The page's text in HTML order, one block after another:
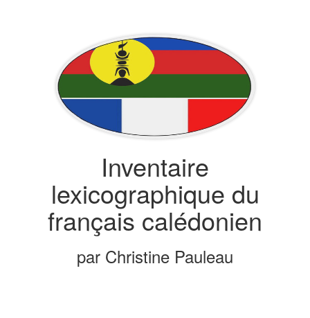
Inventaire
lexicographique du
français calédonien
par Christine Pauleau